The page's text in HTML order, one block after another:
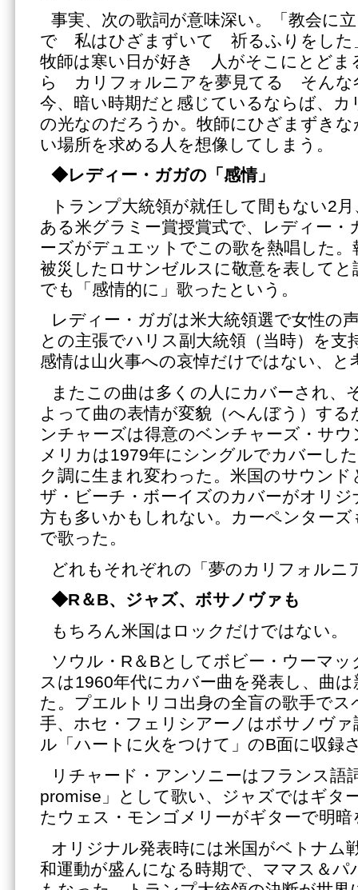
事実、次の歌詞が意味深い。「教会に
で 私はひざまずいて 祈るふりをし
牧師は寒い日が好き 人がそこにとどま
ら カリフォルニアを夢見てる そんな
今、暗い時期だと感じているならば、
の光なのだろうか。牧師にひざまずき
い場所を求める人を想像してしまう。
◆レディー・ガガの「感情」
トランプ大統領が就任して間もない2
ある米グラミー賞授賞式で、レディー・
ーズがデュエットでこの歌を熱唱した。
被災したロサンゼルスに敬意を表してと
でも「感情的に」歌ったという。
レディー・ガガは米大統領選で女性の
との主張でハリス副大統領（当時）を支
感情は山火事への哀悼だけではない、と
またこの曲は多くの人にカバーされ、
よって曲の表情が変貌（へんぼう）する
ンチャーズは得意のベンチャーズ・サ
メリカは1979年にシングルでカバーし
ク調に生まれ変わった。米国のサウン
ザ・ビーチ・ボーイズのカバーがオリ
方も多いかもしれない。カーペンター
で歌った。
どれもそれぞれの「夢のカリフォルニ
◆R＆B、ジャズ、ボサノヴァも
もちろん米国はロックだけではない。
ソウル・R＆Bとしてボビー・ウーマ
スは1960年代にカバー曲を発表し、曲
た。プエルトリコ出身の全盲の歌手で
手、ホセ・フェリシアーノはボサノヴ
ル「ハートに火をつけて」のB面に収録
リチャード・アンソニーはフランス語
promise」として歌い、ジャズではギタ
たウェス・モンゴメリーがギターで明暗
オリジナル発表時には米国がベトナム
和運動が盛んになる時期で、ママス＆パ